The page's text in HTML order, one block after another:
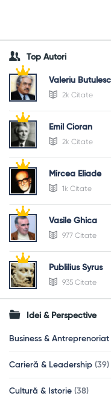
Top Autori
Valeriu
2k Citate
Emil Cioran
2k Citate
Mircea Eliade
1k Citate
Vasile Ghica
977 Citate
Publilius Syrus
935 Citate
Idei & Perspective
Business & Antreprenoriat
Carieră & Leadership (39)
Cultură & Istorie (38)